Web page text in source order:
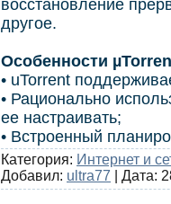
восстановление
другое.
Особенности
• uTorrent
• Рационально
ее настраивать;
• Встроенный
Категория: Интернет и
Добавил: ultra77 | Дата: